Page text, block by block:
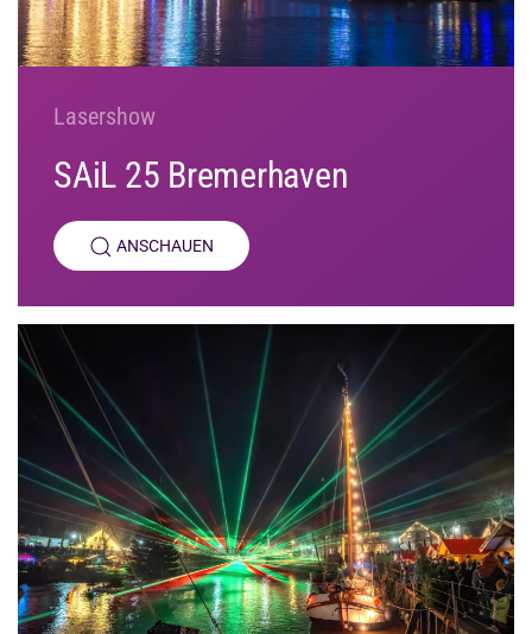
Lasershow
SAiL 25 Bremerhaven
ANSCHAUEN